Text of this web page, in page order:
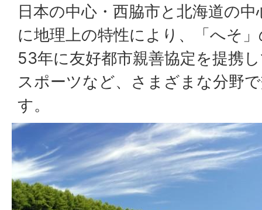
日本の中心・西脇市と北海道の
に地理上の特性により、「へそ
53年に友好都市親善協定を提携
スポーツなど、さまざまな分野
す。